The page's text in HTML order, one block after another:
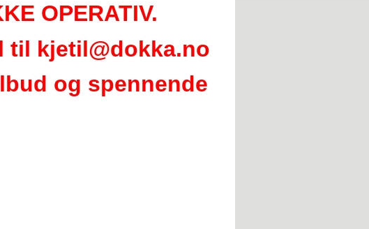
OPERATIV.
til kjetil@dokka.no
og spennende